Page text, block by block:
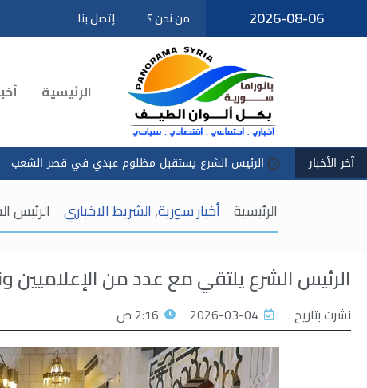
تخطى
2026-08-06 من نحن ؟ إتصل بنا
الرئيسية
آخر الأخبارالشرع يستقبل مظلوم عبدي في قصر الشعب سادكوب":
الرئيسية أخبار سورية,الشريط الاخباري الرئيس
الرئيس الشرع يلتقي مع عدد من
نشرت بتاريخ : 2026-03-04 2:16 ص